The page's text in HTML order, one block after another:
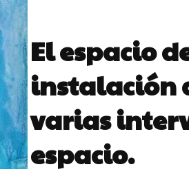
El espacio
instalación
varias
espacio.